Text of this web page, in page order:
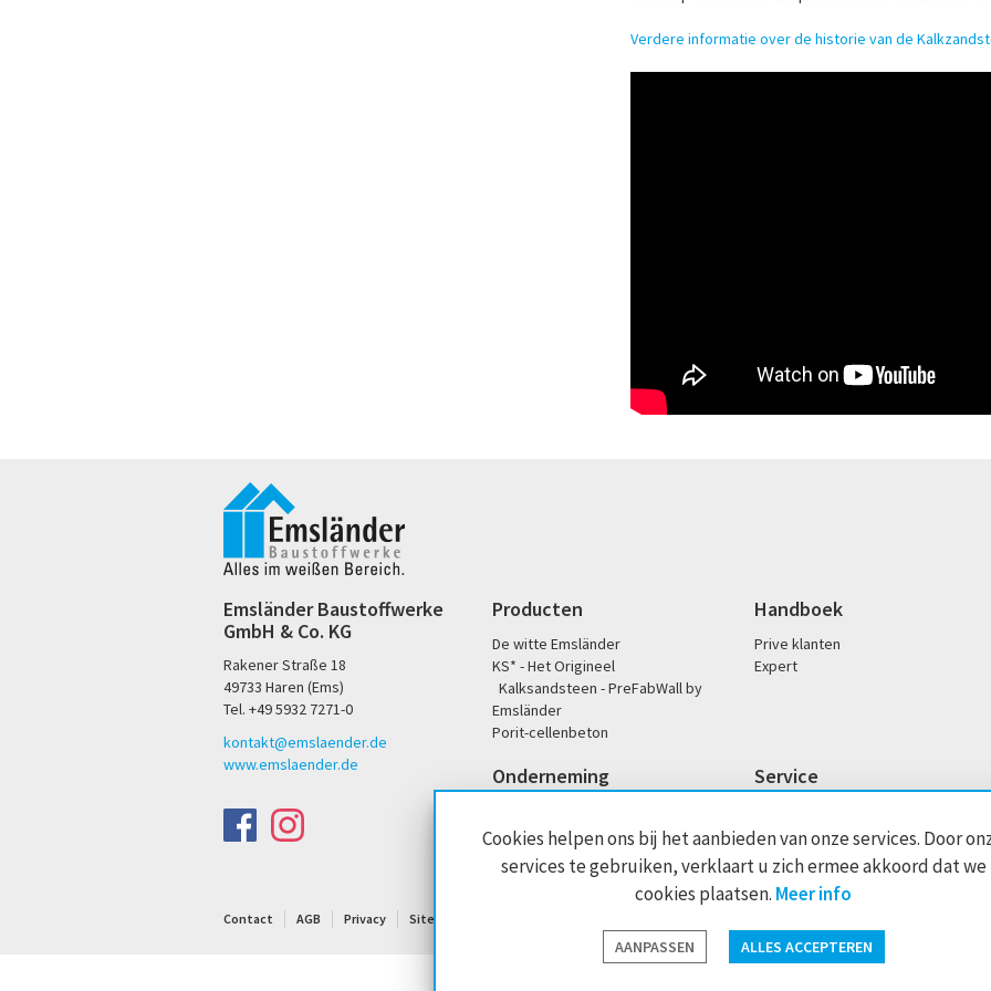
Cookies helpen ons bij het aanbieden van onze services. Door
services te gebruiken, verklaart u zich ermee akkoord dat we
cookies plaatsen. Meer info
ALLES ACCEPTEREN
AANPASSEN
Verdere informatie over de historie van de
Emsländer Baustoffwerke
GmbH & Co. KG
Rakener Straße 18
49733 Haren (Ems)
Tel. +49 5932 7271-0
kontakt@emslaender.de
www.emslaender.de
Producten
De witte Emsländer
KS* - Het Origineel
Kalksandsteen - PreFabWall by
Emsländer
Porit-cellenbeton
Handboek
Prive klanten
Expert
Onderneming
Sociale betrokkenheid
Historie
Service
Kantoor- en servicetijden
Handelaren zoeken
Dop / prestatieverklaringen
Contact AGB Privacy Sitemap